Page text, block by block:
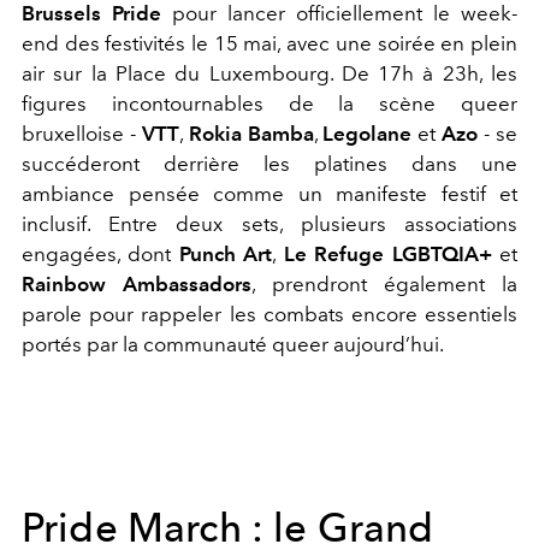
Brussels Pride pour lancer officiellement le week-
end des festivités le 15 mai, avec une soirée en plein
air sur la Place du Luxembourg. De 17h à 23h, les
figures incontournables de la scène queer
bruxelloise - VTT, Rokia Bamba, Legolane etAzo - se
succéderont derrière les platines dans une
ambiance pensée comme un manifeste festif et
inclusif. Entre deux sets, plusieurs associations
engagées, dont Punch Art, Le Refuge LGBTQIA+et
Rainbow Ambassadors, prendront également la
parole pour rappeler les combats encore essentiels
portés par la communauté queer aujourd’hui.
Pride March : le Grand